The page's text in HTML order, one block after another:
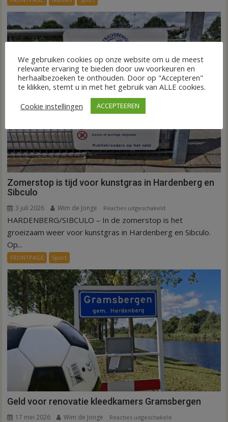
kunstgras
weg
in
en
Sibculo
Zomerstop is tijd voor kunstgras in Hardenberg en
Sibculo
3 juli 2026 Wim de Jonge Reacties uitgeschakeld
Zomerstop
is
in
Hardenberg
en
Sibculo
HARDENBERG/SIBCULO – In de zomerstop is het
groeizaam weer voor kunstgras in Hardenberg en Sibculo.
Op...
FRONTPAGE Sport
Geld voor renovatie kleedkamers Gramsbergen
17 mei 2026 Wim de Jonge Reacties uitgeschakeld
We gebruiken cookies op onze website om u de meest
relevante ervaring te bieden door uw voorkeuren en
herhaalbezoeken te onthouden. Door op "Accepteren"
te klikken, stemt u in met het gebruik van ALLE cookies.
Cookie instellingen
ACCEPTEEREN